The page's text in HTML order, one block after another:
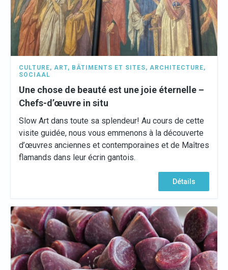
CULTURE, ART, BÂTIMENTS ET SITES, ARCHITECTURE,
SOCIAAL
Une chose de beauté est une joie éternelle –
Chefs-d’œuvre in situ
Slow Art dans toute sa splendeur! Au cours de cette
visite guidée, nous vous emmenons à la découverte
d’œuvres anciennes et contemporaines et de Maîtres
flamands dans leur écrin gantois.
Détails